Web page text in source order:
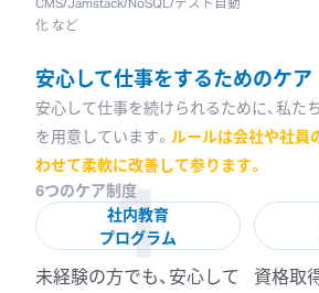
化 など
安心して仕事をするためのケア
安心して仕事を続けられるために、私た
を用意しています。 ルールは会社や社員
わせて柔軟に改善して参ります。
6つのケア制度
社内教育
プログラム
1
未経験の方でも、安心して
資格取